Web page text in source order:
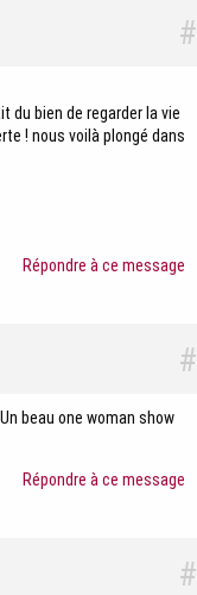
#
du bien de regarder la vie
! nous voilà plongé dans
Répondre à ce message
#
beau one woman show
Répondre à ce message
#